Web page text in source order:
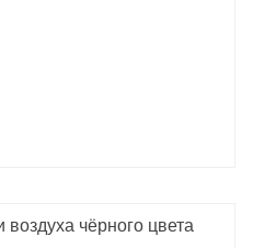
воздуха чёрного цвета